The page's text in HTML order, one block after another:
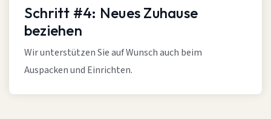
Schritt #4: Neues Zuhause
beziehen
Wir unterstützen Sie auf Wunsch auch beim
Auspacken und Einrichten.